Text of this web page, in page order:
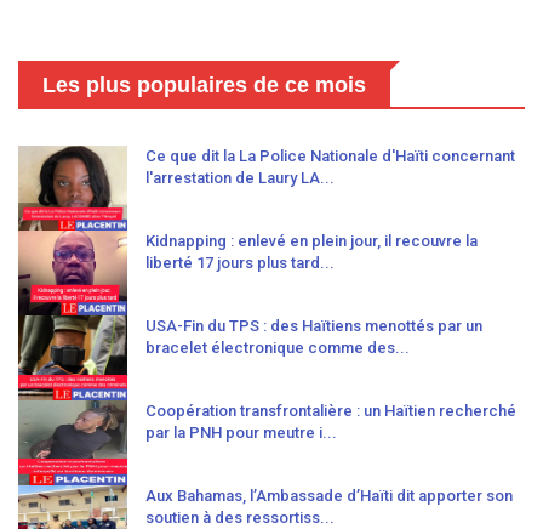
Les plus populaires de ce mois
Ce que dit la La Police Nationale d'Haïti concernant
l'arrestation de Laury LA...
Kidnapping : enlevé en plein jour, il recouvre la
liberté 17 jours plus tard...
USA-Fin du TPS : des Haïtiens menottés par un
bracelet électronique comme des...
Coopération transfrontalière : un Haïtien recherché
par la PNH pour meutre i...
Aux Bahamas, l’Ambassade d’Haïti dit apporter son
soutien à des ressortiss...